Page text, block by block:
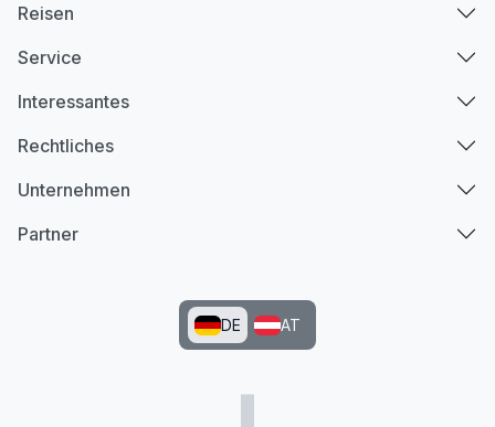
Reisen
Service
Interessantes
Rechtliches
Unternehmen
Partner
DE AT